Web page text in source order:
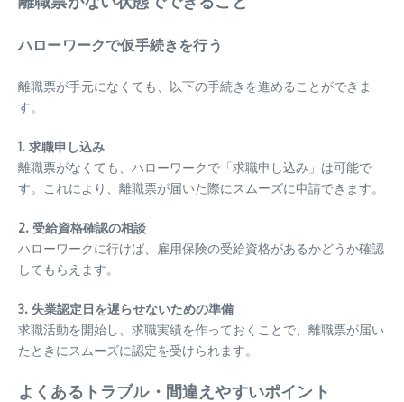
ハローワークで仮手続きを行う
離職票が手元になくても、以下の手続きを進めることができま
す。
1. 求職申し込み
離職票がなくても、ハローワークで「求職申し込み」は可能で
す。これにより、離職票が届いた際にスムーズに申請できます。
2. 受給資格確認の相談
ハローワークに行けば、雇用保険の受給資格があるかどうか確認
してもらえます。
3. 失業認定日を遅らせないための準備
求職活動を開始し、求職実績を作っておくことで、離職票が届い
たときにスムーズに認定を受けられます。
よくあるトラブル・間違えやすいポイント